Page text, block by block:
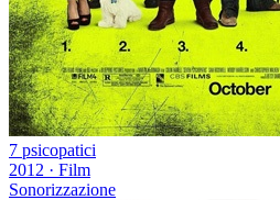
7 psicopatici
2012 · Film
Sonorizzazione